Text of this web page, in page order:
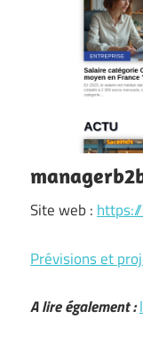
Site web :
Prévisions et
A lire également :